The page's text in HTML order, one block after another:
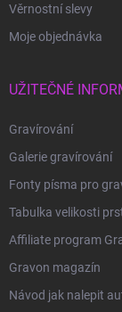
Věrnostní slevy
Moje objednávka
UŽITEČNÉ
Gravírování
Galerie gravírování
Fonty písma pro
Tabulka velikosti
Affiliate program
Gravon magazín
Návod jak nalepit